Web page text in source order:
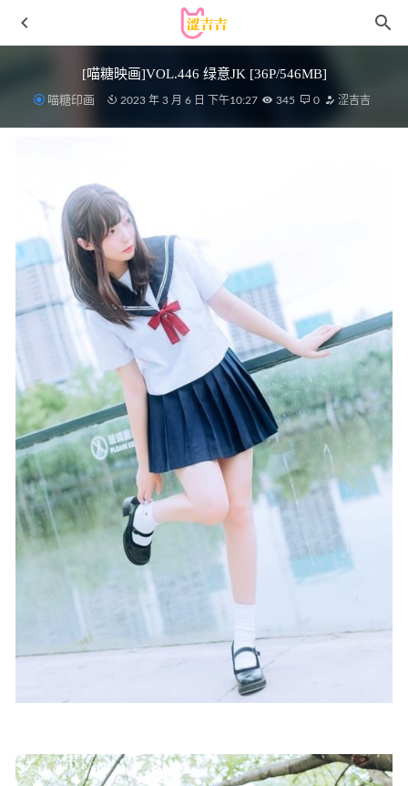
[喵糖映画]VOL.446 绿意JK [36P/546MB]
喵糖印画 2023 年 3 月 6 日 下午10:27 345 0 涩吉吉
51酱 – NO.10 肉丝眼镜娘[52P7V_421MB]
Myua (뮤아) – Summer Break [81P-618MB]
AT鲨 – NO.54 竞速泳衣 [90P-10MB] 2025-08-14
Byoru – NO.184 Yelan Genshin Impact [80P9V-1.45G] 2024-
[喵糖映画]VOL.214 太郎白丝死库水 [50P/499MB]
2023-04-
10